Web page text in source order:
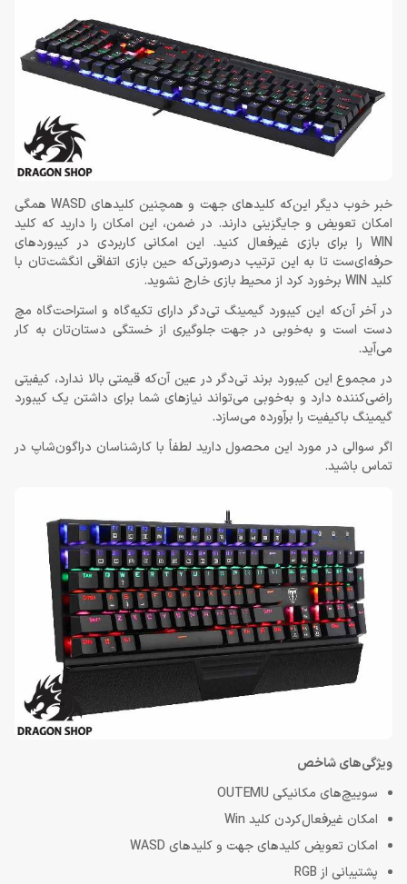
خبر خوب دیگر این‌که کلیدهای جهت و همچنین کلیدهای WASD همگی
امکان تعویض و جایگزینی دارند. در ضمن، این امکان را دارید که کلید
WIN را برای بازی غیرفعال کنید. این امکانی کاربردی در کیبوردهای
حرفه‌ای‌ست تا به این ترتیب درصورتی‌که حین بازی اتفاقی انگشت‌تان با
کلید WIN برخورد کرد از محیط بازی خارج نشوید.
در آخر آن‌که این کیبورد گیمینگ تی‌دگر دارای تکیه‌گاه و استراحت‌گاه مچ
دست است و به‌خوبی در جهت جلوگیری از خستگی دستان‌تان به کار
می‌آید.
در مجموع این کیبورد برند تی‌دگر در عین آن‌که قیمتی بالا ندارد، کیفیتی
راضی‌کننده دارد و به‌خوبی می‌تواند نیازهای شما برای داشتن یک کیبورد
گیمینگ باکیفیت را برآورده می‌سازد.
اگر سوالی در مورد این محصول دارید لطفاً با کارشناسان دراگون‌شاپ در
تماس باشید.
ویژگی‌های شاخص
سوییچ‌های مکانیکی OUTEMU
امکان غیرفعال‌کردن کلید Win
امکان تعویض کلیدهای جهت و کلیدهای WASD
پشتیبانی از RGB